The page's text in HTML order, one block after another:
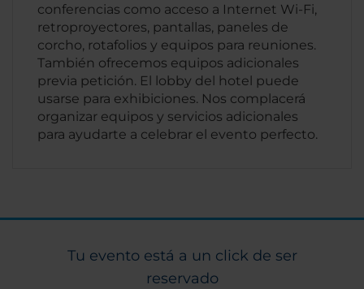
conferencias como acceso a Internet Wi-Fi,
retroproyectores, pantallas, paneles de
corcho, rotafolios y equipos para reuniones.
También ofrecemos equipos adicionales
previa petición. El lobby del hotel puede
usarse para exhibiciones. Nos complacerá
organizar equipos y servicios adicionales
para ayudarte a celebrar el evento perfecto.
Tu evento está a un click de ser
reservado